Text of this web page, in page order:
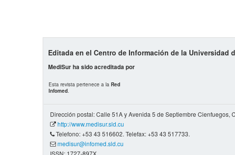
Cobertura
Todos los camps término
Editada en el Centro de Información de la Universidad
MediSur ha sido acreditada por
Esta revista pertenece a la Red
Infomed
Dirección postal: Calle 51A y Avenida 5 de Septiembre Cienfuegos,
http://www.medisur.sld.cu
Telefono: +53 43 516602. Telefax: +53 43 517733.
medisur@infomed.sld.cu
ISSN: 1727-897X